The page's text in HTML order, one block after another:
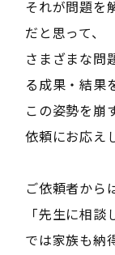
それが問題を
だと思って、
さまざまな問
る成果・結果
この姿勢を崩
依頼にお応え
ご依頼者から
「先生に相
では家族も納